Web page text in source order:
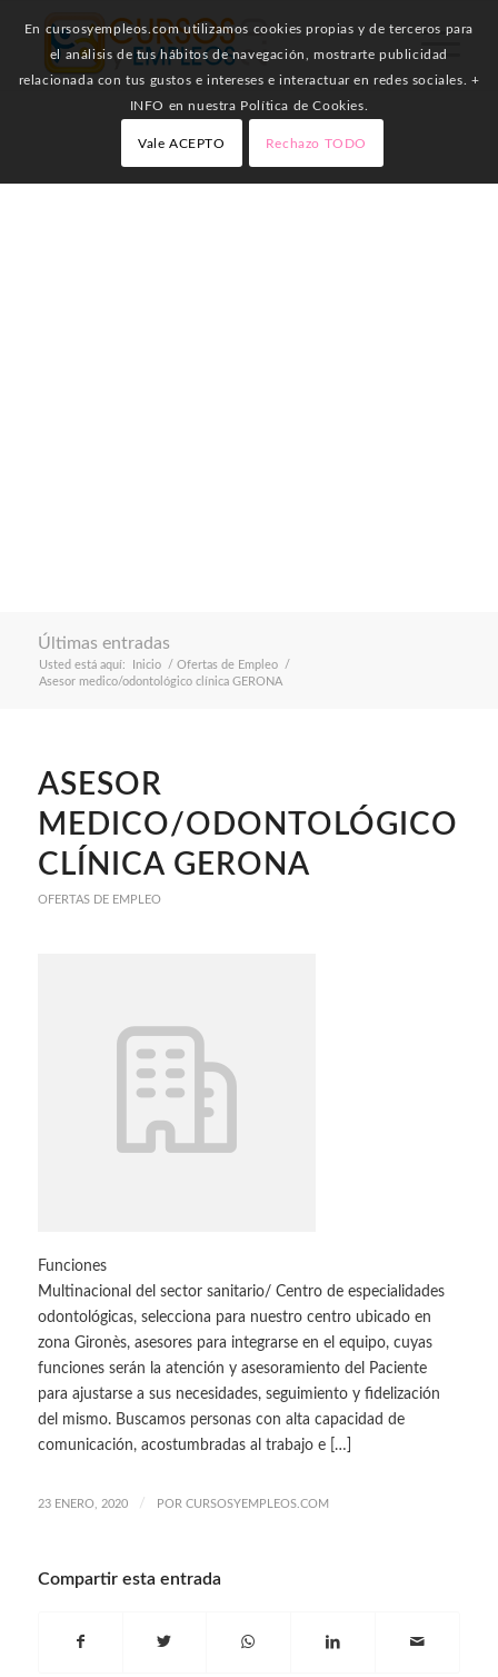
Últimas entradas
Usted está aquí: Inicio / Ofertas de Empleo
/
Asesor medico/odontológico clínica GERONA
ASESOR
MEDICO/ODONTOLÓGICO
CLÍNICA GERONA
OFERTAS DE EMPLEO
Funciones
Multinacional del sector sanitario/ Centro de especialidades
odontológicas, selecciona para nuestro centro ubicado en
zona Gironès, asesores para integrarse en el equipo, cuyas
funciones serán la atención y asesoramiento del Paciente
para ajustarse a sus necesidades, seguimiento y fidelización
del mismo. Buscamos personas con alta capacidad de
comunicación, acostumbradas al trabajo e […]
23 ENERO, 2020 / POR CURSOSYEMPLEOS.COM
Compartir esta entrada
En cursosyempleos.com utilizamos cookies propias y de terceros para
el análisis de tus hábitos de navegación, mostrarte publicidad
relacionada con tus gustos e intereses e interactuar en redes sociales. +
INFO en nuestra Política de Cookies.
Vale ACEPTO Rechazo TODO